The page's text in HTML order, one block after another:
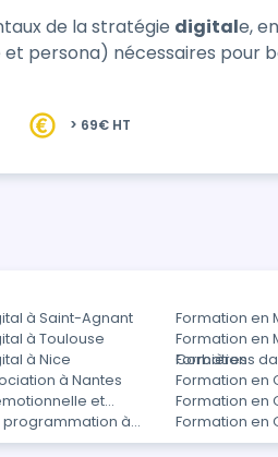
de la stratégie digitale,
persona) nécessaires pour
> 69€ HT
à Saint-Agnant
Formation en
à Toulouse
Formation en
Corbières
à Nice
Formations
à Nantes
Formation en
et
Formation en
programmation à
Formation en